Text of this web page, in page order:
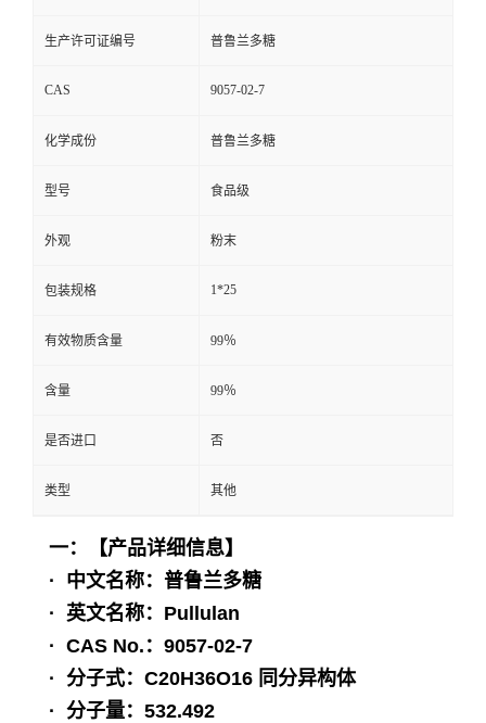
生产许可证编号 普鲁兰多糖
CAS 9057-02-7
化学成份 普鲁兰多糖
型号 食品级
外观 粉末
包装规格 1*25
有效物质含量 99％
含量 99％
是否进口 否
类型 其他
一：【产品详细信息】
· 中文名称：普鲁兰多糖
· 英文名称：Pullulan
· CAS No.：9057-02-7
· 分子式：C20H36O16 同分异构体
· 分子量：532.492